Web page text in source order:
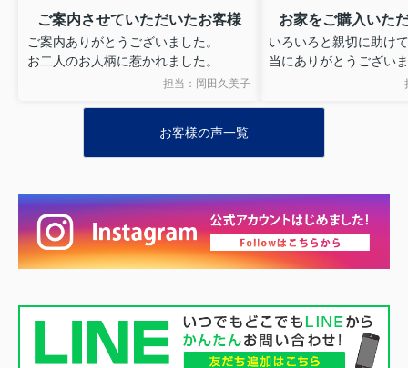
ご案内させていただいたお客様
ご案内ありがとうございました。
お二人のお人柄に惹かれました。
引き続き、今後とも宜しくおねがいい
担当：岡田久美子
お家をご購入いた
いろいろと親切に助け
当にありがとうござい
無事に家をかうことが
みなさんで食べていた
これからもよろしくお
す。
P.S.かんじ上手でなく
少しづつべんきょうし
お客様の声一覧